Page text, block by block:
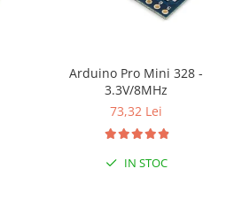
Arduino Pro Mini 328 -
3.3V/8MHz
73,32 Lei
IN STOC